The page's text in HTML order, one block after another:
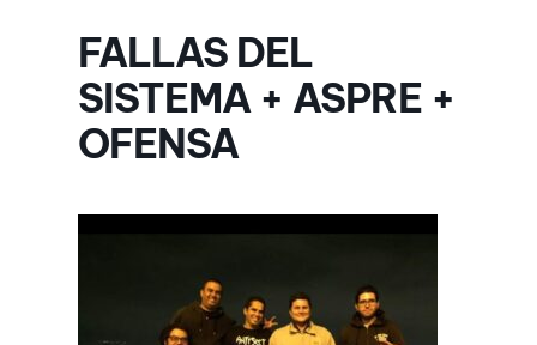
FALLAS DEL
SISTEMA + ASPRE +
OFENSA